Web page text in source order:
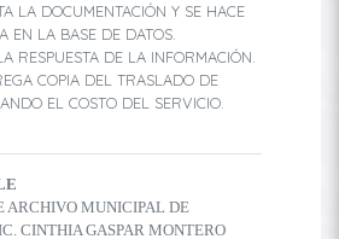
LA DOCUMENTACIÓN Y SE HACE
EN LA BASE DE DATOS.
RESPUESTA DE LA INFORMACIÓN.
COPIA DEL TRASLADO DE
EL COSTO DEL SERVICIO.
ARCHIVO MUNICIPAL DE
CINTHIA GASPAR MONTERO